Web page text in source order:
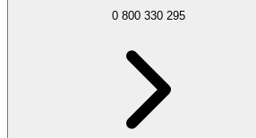
0 800 330 295